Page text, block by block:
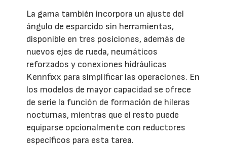
La gama también incorpora un ajuste del
ángulo de esparcido sin herramientas,
disponible en tres posiciones, además de
nuevos ejes de rueda, neumáticos
reforzados y conexiones hidráulicas
Kennfixx para simplificar las operaciones. En
los modelos de mayor capacidad se ofrece
de serie la función de formación de hileras
nocturnas, mientras que el resto puede
equiparse opcionalmente con reductores
específicos para esta tarea.